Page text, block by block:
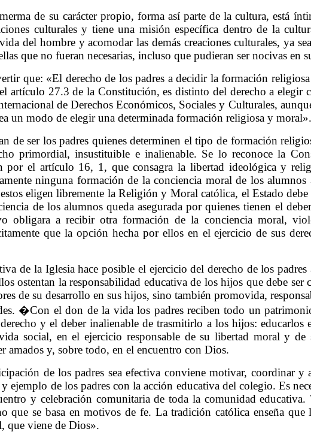
de su carácter propio, forma así parte de la cultura, está
culturales y tiene una misión específica dentro de la
del hombre y acomodar las demás creaciones culturales, ya
que no fueran necesarias, incluso que pudieran ser nocivas en
que: «El derecho de los padres a decidir la formación
artículo 27.3 de la Constitución, es distinto del derecho a elegir
de Derechos Económicos, Sociales y Culturales,
un modo de elegir una determinada formación religiosa y moral».
de ser los padres quienes determinen el tipo de formación
primordial, insustituible e inalienable. Se lo reconoce la
por el artículo 16, 1, que consagra la libertad ideológica y
ninguna formación de la conciencia moral de los
eligen libremente la Religión y Moral católica, el Estado
de los alumnos queda asegurada por quienes tienen el
obligara a recibir otra formación de la conciencia moral,
que la opción hecha por ellos en el ejercicio de sus
de la Iglesia hace posible el ejercicio del derecho de los padres
ostentan la responsabilidad educativa de los hijos que debe
de su desarrollo en sus hijos, sino también promovida,
�Con el don de la vida los padres reciben todo un
y el deber inalienable de trasmitirlo a los hijos: educarlos
social, en el ejercicio responsable de su libertad moral y de
amados y, sobre todo, en el encuentro con Dios.
de los padres sea efectiva conviene motivar, coordinar y
ejemplo de los padres con la acción educativa del colegio. Es
y celebración comunitaria de toda la comunidad
que se basa en motivos de fe. La tradición católica enseña
que viene de Dios».